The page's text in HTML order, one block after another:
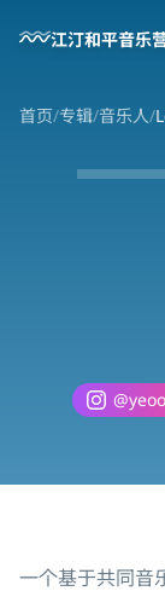
江汀和平音乐
首页/专辑/音乐人/
@
一个基于共同音